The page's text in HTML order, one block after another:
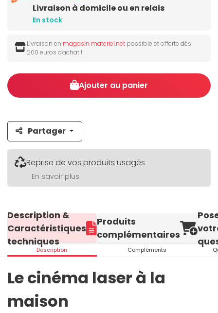
Livraison à domicile ou en relais
En stock
Livraison en magasin materiel.net possible et offerte dès
200 euros d'achat !
Ajouter au panier
Partager
Reprise de vos produits usagés
En savoir plus
Description &
Caractéristiques
techniques
Description
Produits
complémentaires
Compléments
Le cinéma laser à la
maison